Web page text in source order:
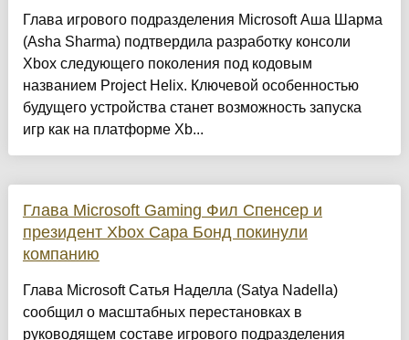
Глава игрового подразделения Microsoft Аша Шарма
(Asha Sharma) подтвердила разработку консоли
Xbox следующего поколения под кодовым
названием Project Helix. Ключевой особенностью
будущего устройства станет возможность запуска
игр как на платформе Xb...
Глава Microsoft Gaming Фил Спенсер и
президент Xbox Сара Бонд покинули
компанию
Глава Microsoft Сатья Наделла (Satya Nadella)
сообщил о масштабных перестановках в
руководящем составе игрового подразделения